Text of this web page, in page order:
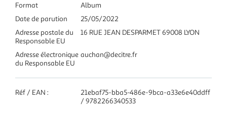
Format
Album
Date de parution
25/05/2022
Adresse postale du
Responsable EU
16 RUE JEAN DESPARMET 69008 LYON
Adresse électronique
du Responsable EU
auchan@decitre.fr
Réf / EAN :
21ebaf75-bba5-486e-9bca-a33e6e40ddff
/ 9782266340533